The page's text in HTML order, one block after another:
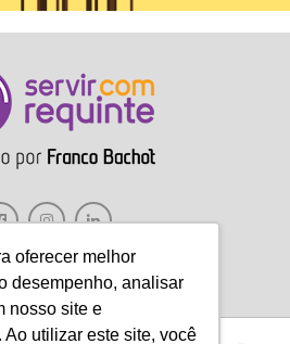
oferecer melhor
desempenho, analisar
nosso site e
utilizar este site, você